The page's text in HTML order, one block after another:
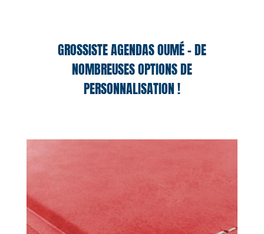
GROSSISTE AGENDAS OUMÉ – DE
NOMBREUSES OPTIONS DE
PERSONNALISATION !